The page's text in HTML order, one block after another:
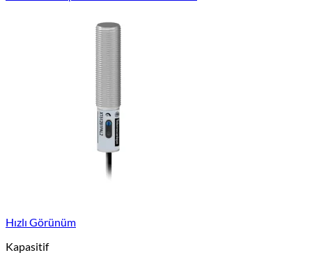
Hızlı Görünüm
Kapasitif